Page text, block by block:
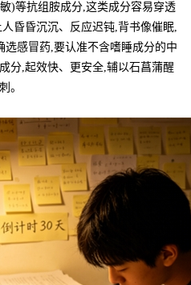
)等抗组胺成分,这类成分容易穿透
昏昏沉沉、反应迟钝,背书像催眠,
选感冒药,要认准不含嗜睡成分的中
分,起效快、更安全,辅以石菖蒲醒
。